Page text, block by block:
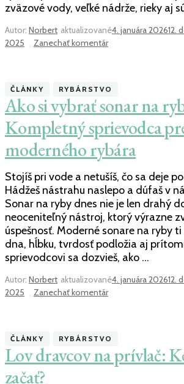
zväzové vody, veľké nádrže, rieky aj
Autor: Norbert aktualizované4. januára 202612.
2025
Zanechať komentárk
ryby:
Veľký
sprievodca
najlepšími
revírmi
na
Slovensku
ČLÁNKY RYBÁRSTVO
Ako si vybrať sonar na
Kompletný sprievodca
moderného rybára
Stojíš pri vode a netušíš, čo sa deje
Hádžeš nástrahu naslepo a dúfaš v
Sonar na ryby dnes nie je len drahý
neoceniteľný nástroj, ktorý výrazne
úspešnosť. Moderné sonare na ryby
dna, hĺbku, tvrdosť podložia aj
sprievodcovi sa dozvieš, ako …
Autor: Norbert aktualizované4. januára 202612.
2025
Zanechať komentárk
vybrať
sonar
na
ČLÁNKY RYBÁRSTVO
Lov dravcov na prívlač:
začať?